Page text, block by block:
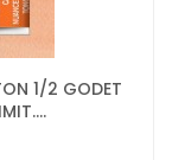
1/2 GODET